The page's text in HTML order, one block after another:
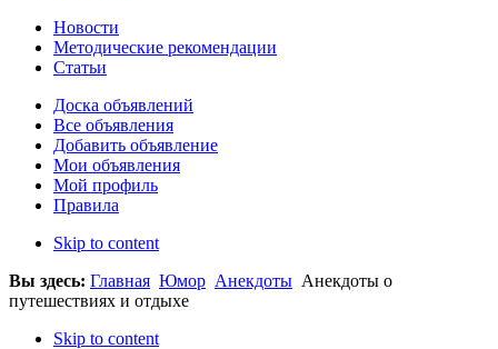
Новости
Методические рекомендации
Статьи
Доска объявлений
Все объявления
Добавить объявление
Мои объявления
Мой профиль
Правила
Skip to content
Вы здесь: Главная Юмор Анекдоты Анекдоты о
путешествиях и отдыхе
Skip to content